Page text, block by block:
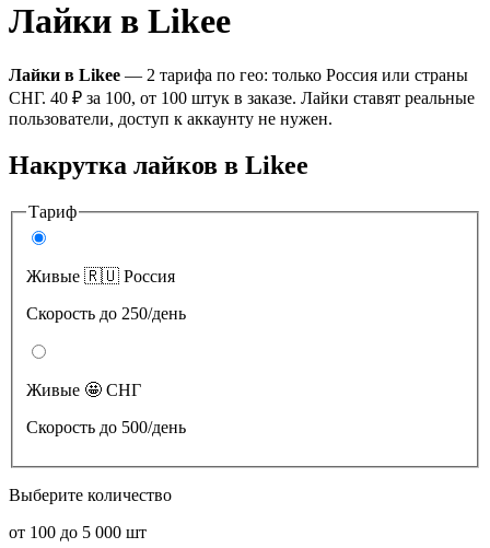
Лайки в Likee
Лайки в Likee — 2 тарифа по гео: только Россия или страны
СНГ. 40 ₽ за 100, от 100 штук в заказе. Лайки ставят реальные
пользователи, доступ к аккаунту не нужен.
Накрутка лайков в Likee
Тариф
Живые 🇷🇺 Россия
Скорость до 250/день
Живые 🤩 СНГ
Скорость до 500/день
Выберите количество
от 100 до 5 000 шт